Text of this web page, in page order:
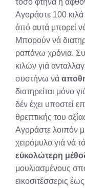
τόσο φτηνά ή
Αγοράστε 100
άπό αυτά μπορεί
Μπορούν νά
ραπάνω χρόνια.
κιλών γιά
συστήνω νά
διατηρείται μόνο
δέν έχει υποστεί
θρεπτικής του
Αγοράστε λοιπόν
χειρόμυλο γιά νά
εύκολώτερη
μουλιασμένους
εικοσιτέσσερις